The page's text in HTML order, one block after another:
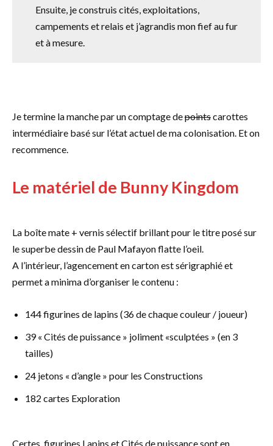
Ensuite, je construis cités, exploitations,
campements et relais et j’agrandis mon fief au fur
et à mesure.
Je termine la manche par un comptage depointscarottes
intermédiaire basé sur l’état actuel de ma colonisation. Et on
recommence.
Le matériel de Bunny Kingdom
La boîte mate + vernis sélectif brillant pour le titre posé sur
le superbe dessin de Paul Mafayon flatte l’oeil.
A l’intérieur, l’agencement en carton est sérigraphié et
permet a minima d’organiser le contenu :
144 figurines de lapins (36 de chaque couleur / joueur)
39 « Cités de puissance » joliment «sculptées » (en 3
tailles)
24 jetons « d’angle » pour les Constructions
182 cartes Exploration
Certes, figurines Lapins et Cités de puissance sont en